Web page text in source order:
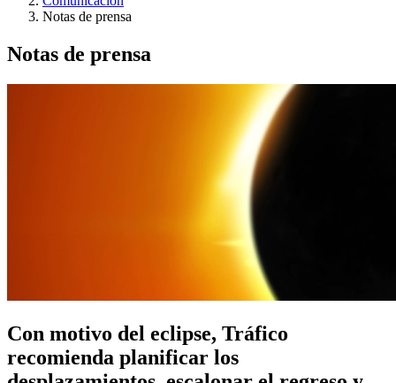
Notas de prensa
Notas de prensa
Con motivo del eclipse, Tráfico
recomienda planificar los